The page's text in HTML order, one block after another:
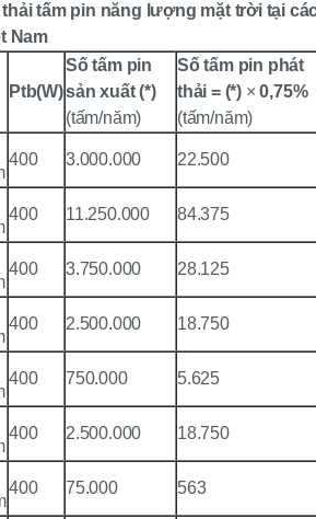
tấm pin năng lượng mặt trời tại
Nam
Ptb(W)
Số tấm pin
sản xuất (*)
(tấm/năm)
Số tấm pin phát
thải = (*) ×0,75%
(tấm/năm)
400 3.000.000 22.500
400 11.250.000 84.375
400 3.750.000 28.125
400 2.500.000 18.750
400 750.000 5.625
400 2.500.000 18.750
400 75.000 563